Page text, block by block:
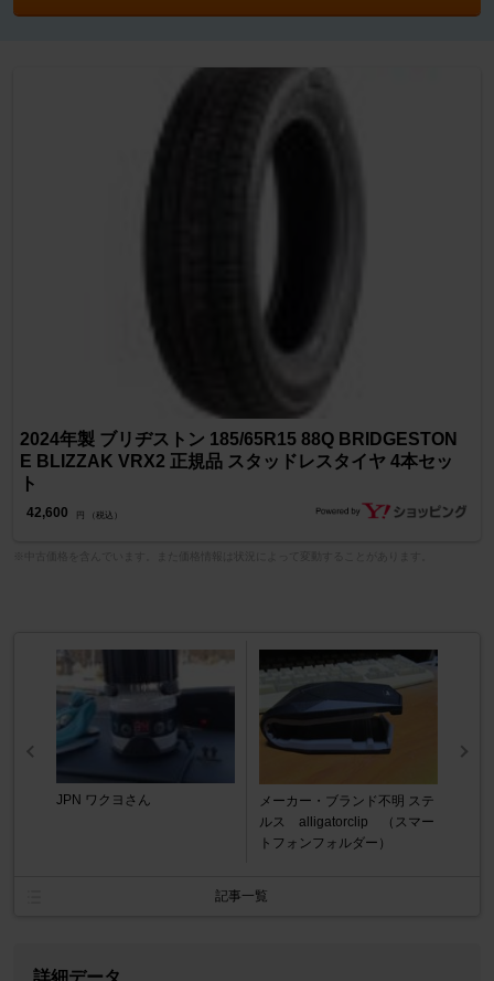
2024年製 ブリヂストン 185/65R15 88Q BRIDGESTON
E BLIZZAK VRX2 正規品 スタッドレスタイヤ 4本セッ
ト
42,600 円 （税込）
JPN ワクヨさん
メーカー・ブランド不明 ステ
ルス alligatorclip （スマー
トフォンフォルダー）
記事一覧
詳細データ